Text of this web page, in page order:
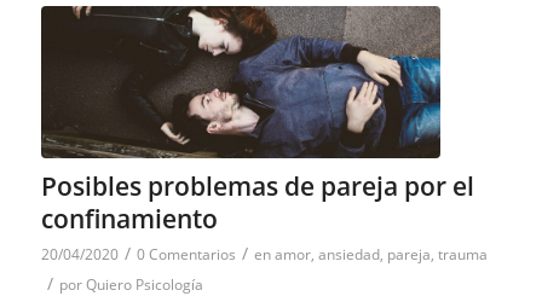
Posibles problemas de pareja por el
confinamiento
20/04/2020 / 0 Comentarios / enamor, ansiedad, pareja, trauma
/ porQuiero Psicología